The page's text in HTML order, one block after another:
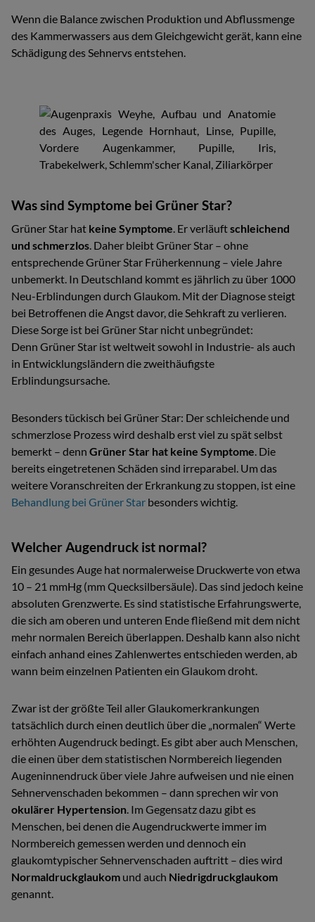
Wenn die Balance zwischen Produktion und Abflussmenge
des Kammerwassers aus dem Gleichgewicht gerät, kann eine
Schädigung des Sehnervs entstehen.
Was sind Symptome bei Grüner Star?
Grüner Star hat keine Symptome . Er verläuftschleichend
und schmerzlos . Daher bleibt Grüner Star – ohne
entsprechende Grüner Star Früherkennung – viele Jahre
unbemerkt. In Deutschland kommt es jährlich zu über 1000
Neu-Erblindungen durch Glaukom. Mit der Diagnose steigt
bei Betroffenen die Angst davor, die Sehkraft zu verlieren.
Diese Sorge ist bei Grüner Star nicht unbegründet:
Denn Grüner Star ist weltweit sowohl in Industrie- als auch
in Entwicklungsländern die zweithäufigste
Erblindungsursache.
Besonders tückisch bei Grüner Star: Der schleichende und
schmerzlose Prozess wird deshalb erst viel zu spät selbst
bemerkt – denn Grüner Star hat keine Symptome . Die
bereits eingetretenen Schäden sind irreparabel. Um das
weitere Voranschreiten der Erkrankung zu stoppen, ist eine
Behandlung bei Grüner Star besonders wichtig.
Welcher Augendruck ist normal?
Ein gesundes Auge hat normalerweise Druckwerte von etwa
10 – 21 mmHg (mm Quecksilbersäule). Das sind jedoch keine
absoluten Grenzwerte. Es sind statistische Erfahrungswerte,
die sich am oberen und unteren Ende fließend mit dem nicht
mehr normalen Bereich überlappen. Deshalb kann also nicht
einfach anhand eines Zahlenwertes entschieden werden, ab
wann beim einzelnen Patienten ein Glaukom droht.
Zwar ist der größte Teil aller Glaukomerkrankungen
tatsächlich durch einen deutlich über die „normalen“ Werte
erhöhten Augendruck bedingt. Es gibt aber auch Menschen,
die einen über dem statistischen Normbereich liegenden
Augeninnendruck über viele Jahre aufweisen und nie einen
Sehnervenschaden bekommen – dann sprechen wir von
okulärer Hypertension. Im Gegensatz dazu gibt es
Menschen, bei denen die Augendruckwerte immer im
Normbereich gemessen werden und dennoch ein
glaukomtypischer Sehnervenschaden auftritt – dies wird
Normaldruckglaukom und auch Niedrigdruckglaukom
genannt.